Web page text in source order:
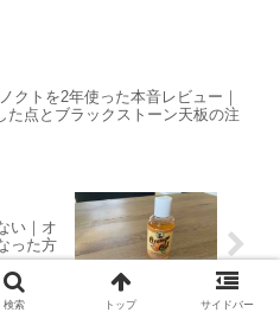
クトを2年使った本音レビュー｜
た点とブラックストーン天板の注
い｜オ
った方
検索 トップ サイドバー